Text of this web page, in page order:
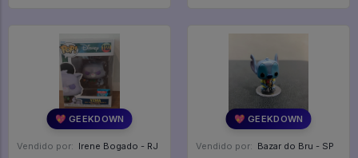
💖 GEEKDOWN
Vendido por: Irene Bogado - RJ
💖 GEEKDOWN
Vendido por: Bazar do Bru - SP